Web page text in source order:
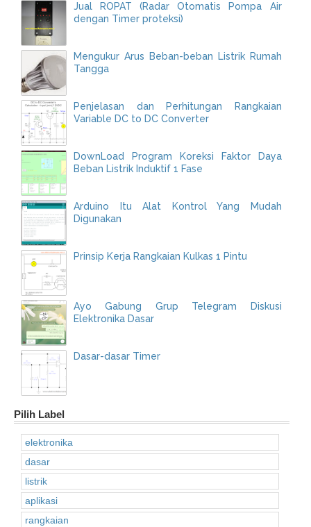
Jual ROPAT (Radar Otomatis Pompa Air
dengan Timer proteksi)
Mengukur Arus Beban-beban Listrik Rumah
Tangga
Penjelasan dan Perhitungan Rangkaian
Variable DC to DC Converter
DownLoad Program Koreksi Faktor Daya
Beban Listrik Induktif 1 Fase
Arduino Itu Alat Kontrol Yang Mudah
Digunakan
Prinsip Kerja Rangkaian Kulkas 1 Pintu
Ayo Gabung Grup Telegram Diskusi
Elektronika Dasar
Dasar-dasar Timer
Pilih Label
elektronika
dasar
listrik
aplikasi
rangkaian